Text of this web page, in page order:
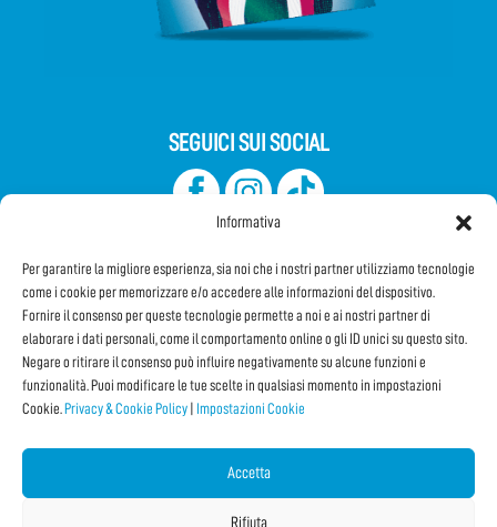
Informativa
Per garantire la migliore esperienza, sia noi che i nostri partner utilizziamo tecnologie
come i cookie per memorizzare e/o accedere alle informazioni del dispositivo.
Fornire il consenso per queste tecnologie permette a noi e ai nostri partner di
elaborare i dati personali, come il comportamento online o gli ID unici su questo sito.
Negare o ritirare il consenso può influire negativamente su alcune funzioni e
funzionalità. Puoi modificare le tue scelte in qualsiasi momento in impostazioni
Cookie. Privacy & Cookie Policy Impostazioni Cookie
Accetta
Rifiuta
SEGUICI SUI SOCIAL
Iscriviti alla Newsletter
CONDIVIDI QUESTA PAGINA!
Facebook